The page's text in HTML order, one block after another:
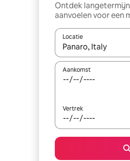
Ontdek
aanvoelen voor een
Locatie
Wanneer er
Aankomst
Vertrek